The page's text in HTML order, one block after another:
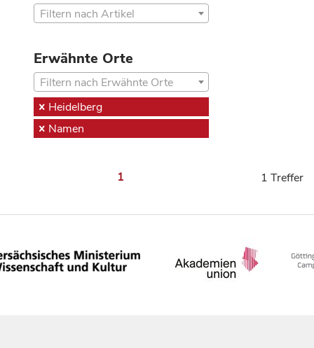
Filtern nach Artikel
Erwähnte Orte
Filtern nach Erwähnte Orte
Heidelberg
Namen
1 1 Treffer